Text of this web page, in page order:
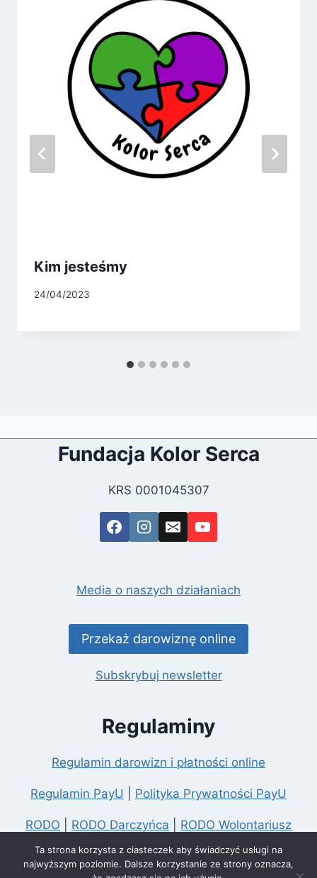
Kim jesteśmy
24/04/2023
Fundacja Kolor Serca
KRS 0001045307
Media o naszych działaniach
Przekaż darowiznę online
Subskrybuj newsletter
Regulaminy
Regulamin darowizn i płatności online
Regulamin PayU Polityka Prywatności PayU
RODO RODO Darczyńca RODO Wolontariusz
Polityka prywatności
Ta strona korzysta z ciasteczek aby świadczyć usługi na
najwyższym poziomie. Dalsze korzystanie ze strony oznacza,